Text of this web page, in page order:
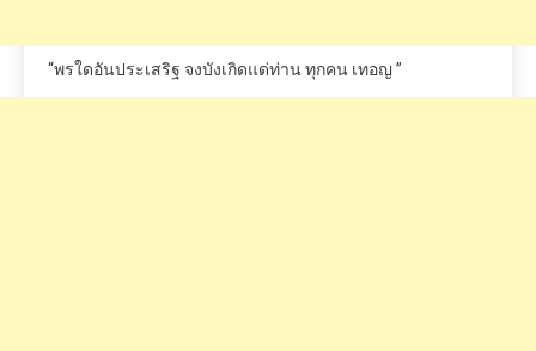
“พรใดอันประเสริฐ จงบังเกิดแด่ท่านทุกคน เทอญ ”